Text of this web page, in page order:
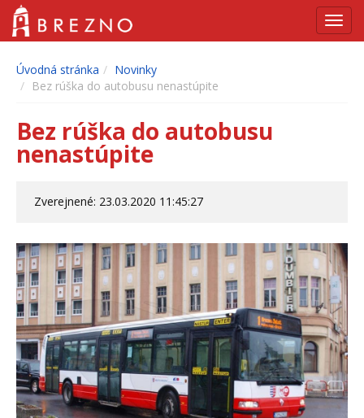
Úvodná stránka
Novinky
Bez rúška do autobusu nenastúpite
Bez rúška do autobusu
nenastúpite
Zverejnené: 23.03.2020 11:45:27